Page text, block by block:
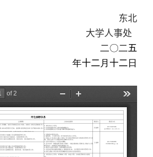
东北
大学人事处
二〇二五
年十二 月 十二 日